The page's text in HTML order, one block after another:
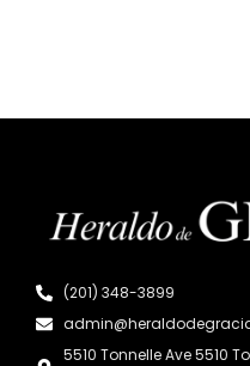
(201) 348-3899
5510 Tonnelle Ave 5510